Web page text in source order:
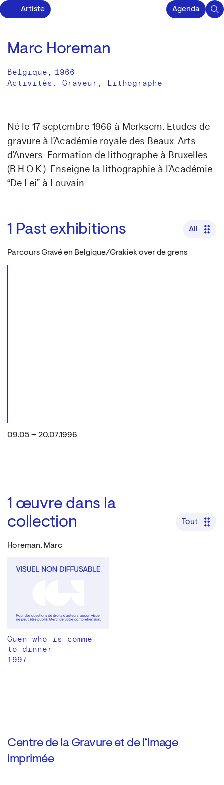
Artiste Agenda
Marc Horeman
Belgique , 1966
Activités: Graveur Lithographe
Né le 17 septembre 1966 à Merksem. Etudes de
gravure à l’Académie royale des Beaux-Arts
d’Anvers. Formation de lithographe à Bruxelles
(R.H.O.K.). Enseigne la lithographie à l’Académie
“De Lei” à Louvain.
1 Past exhibitions All
Parcours Gravé en Belgique/Grakiek over de grens
09.05 → 20.07.1996
1 œuvre dans la
collection
Tout
Horeman, Marc
Guen who is comme
to dinner
1997
Centre de la Gravure et de l’Image
imprimée